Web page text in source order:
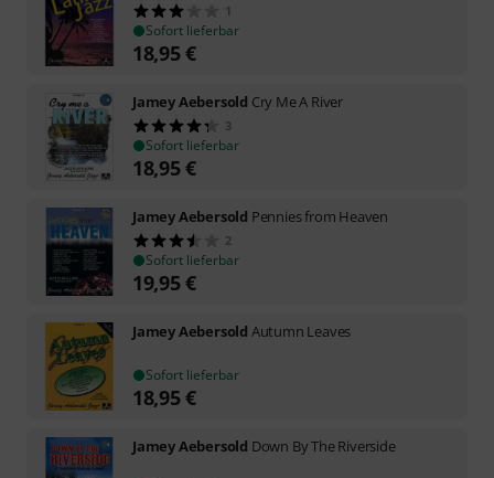
1
Sofort lieferbar
18,95€
Jamey Aebersold Cry Me A River
3
Sofort lieferbar
18,95€
Jamey Aebersold Pennies from Heaven
2
Sofort lieferbar
19,95€
Jamey Aebersold Autumn Leaves
Sofort lieferbar
18,95€
Jamey Aebersold Down By The Riverside